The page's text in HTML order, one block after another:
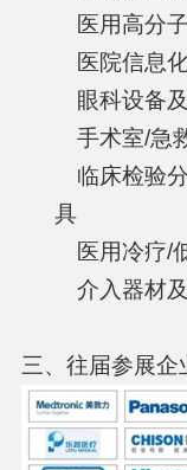
医用高分
医院信息
眼科设备
手术室/急
临床检验
具
医用冷疗/
介入器材
三、往届参展企